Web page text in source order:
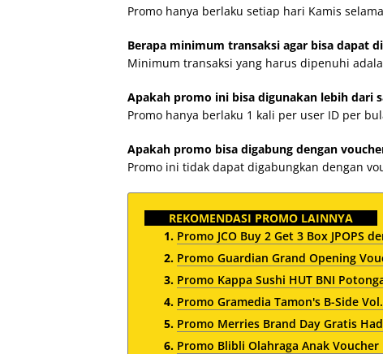
Promo hanya berlaku setiap hari Kamis
Berapa minimum transaksi agar bisa dapat
Minimum transaksi yang harus dipenuhi
Apakah promo ini bisa digunakan lebih dari
Promo hanya berlaku 1 kali per user ID per
Apakah promo bisa digabung dengan
Promo ini tidak dapat digabungkan dengan
REKOMENDASI PROMO LAINNYA
Promo JCO Buy 2 Get 3 Box JPOPS
Promo Guardian Grand Opening
Promo Kappa Sushi HUT BNI
Promo Gramedia Tamon's B-Side
Promo Merries Brand Day Gratis
Promo Blibli Olahraga Anak